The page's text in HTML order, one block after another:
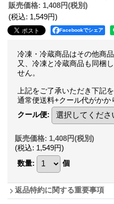
販売価格: 1,408円(税別)
(税込: 1,549円)
Facebookでシェア
冷凍・冷蔵商品はその他商
又、冷凍と冷蔵商品も同梱
せん。
上記をご了承いただき下記
通常便送料+クール代がかか
クール便:
販売価格: 1,408円(税別)
(税込: 1,549円)
数量: 個
返品特約に関する重要事項